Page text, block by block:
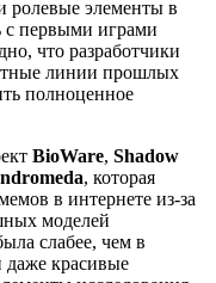
ролевые элементы в
с первыми играми
что разработчики
линии прошлых
полноценное
BioWare, Shadow
, которая
в интернете из-за
моделей
слабее, чем в
даже красивые